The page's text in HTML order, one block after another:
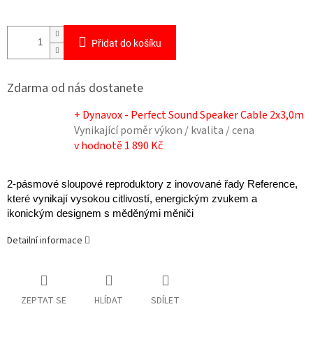
Přidat do košíku
Zdarma od nás dostanete
+ Dynavox - Perfect Sound Speaker Cable 2x3,0m
Vynikající poměr výkon / kvalita / cena
v hodnotě 1 890 Kč
2-pásmové sloupové reproduktory z inovované řady Reference,
které vynikají vysokou citlivostí, energickým zvukem a
ikonickým designem s měděnými měniči
Detailní informace
ZEPTAT SE HLÍDAT SDÍLET